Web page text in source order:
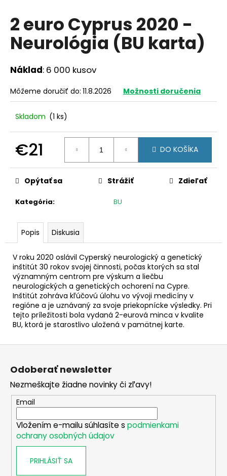
2 euro Cyprus 2020 -
Neurológia (BU karta)
Náklad: 6 000 kusov
Môžeme doručiť do: 11.8.2026 Možnosti doručenia
Skladom (1 ks)
€21
cena:
DO KOŠÍKA
Kategória: BU
Opýtať sa Strážiť Zdieľať
Popis Diskusia
V roku 2020 oslávil Cyperský neurologický a genetický
inštitút 30 rokov svojej činnosti, počas ktorých sa stal
významným centrom pre výskum a liečbu
neurologických a genetických ochorení na Cypre.
Inštitút zohráva kľúčovú úlohu vo vývoji medicíny v
regióne a je uznávaný za svoje priekopnícke výsledky. Pri
tejto príležitosti bola vydaná 2-eurová minca v kvalite
BU, ktorá je starostlivo uložená v pamätnej karte.
j
s
ť
?
d
p
a
e
2
EURO
ÍRSKO
2026
-
RADE
€3,50
Z
Odoberať newsletter
Nezmeškajte žiadne novinky či zľavy!
Email
Vložením e-mailu súhlasíte s podmienkami
ochrany osobných údajov
PRIHLÁSIŤ SA